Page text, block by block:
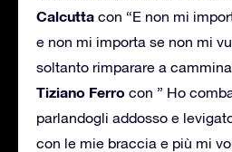
Calcutta con “E non mi
e non mi importa se non mi
soltanto rimparare a
Tiziano Ferro con ” Ho
parlandogli addosso e
con le mie braccia e più mi